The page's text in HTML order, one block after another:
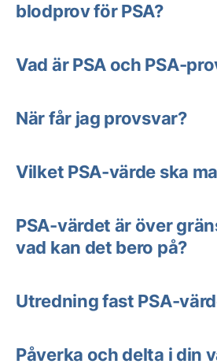
blodprov för PSA?
Vad är PSA och PSA-
När får jag provsvar?
Vilket PSA-värde ska
PSA-värdet är över
vad kan det bero på?
Utredning fast PSA-
Påverka och delta i din